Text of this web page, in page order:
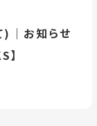
｜お知らせ
】